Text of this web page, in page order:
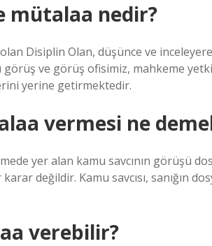
mütalaa nedir?
Disiplin Olan, düşünce ve
ve görüş ofisimiz, mahkeme
yerine getirmektedir.
vermesi ne
yer alan kamu savcının görüşü
değildir. Kamu savcısı, sanığın
verebilir?